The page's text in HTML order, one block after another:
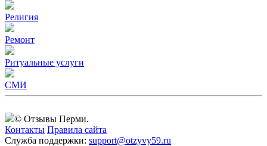
Религия
Ремонт
Ритуальные услуги
СМИ
© Отзывы Перми.
Контакты Правила сайта
Служба поддержки: support@otzyvy59.ru